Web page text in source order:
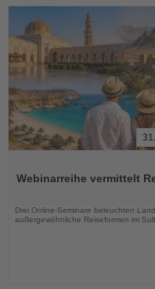
die
Webinarreihe vermittelt
Drei Online-Seminare beleuchten
außergewöhnliche Reiseformen im